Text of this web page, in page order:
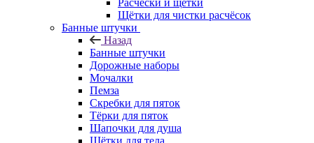
Расчёски и щётки
Щётки для чистки расчёсок
Банные штучки
Назад
Банные штучки
Дорожные наборы
Мочалки
Пемза
Скребки для пяток
Тёрки для пяток
Шапочки для душа
Щётки для тела